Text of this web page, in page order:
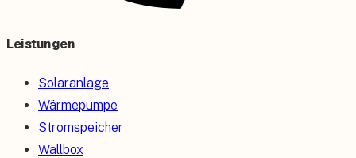
Leistungen
Solaranlage
Wärmepumpe
Stromspeicher
Wallbox